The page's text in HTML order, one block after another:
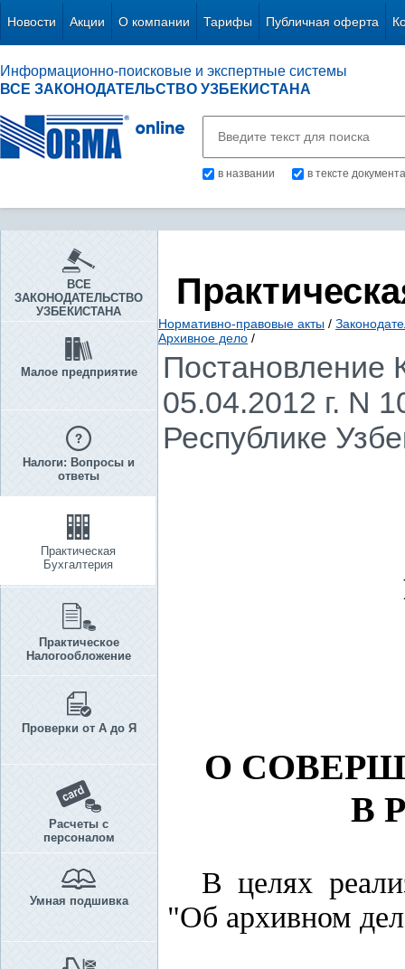
Новости Акции О компании Тарифы Публичная оферта
Информационно-поисковые и экспертные системы
ВСЕ ЗАКОНОДАТЕЛЬСТВО УЗБЕКИСТАНА
в названии в тексте документа
ВСЕ
ЗАКОНОДАТЕЛЬСТВО
УЗБЕКИСТАНА
Малое предприятие
Налоги: Вопросы и
ответы
Практическая
Бухгалтерия
Практическое
Налогообложение
Проверки от А до Я
Расчеты с
персоналом
Умная подшивка
Нормативно-правовые акты /
Архивное дело /
Постановление
05.04.2012 г. N
Республике
О
В
В целях
"Об архивном